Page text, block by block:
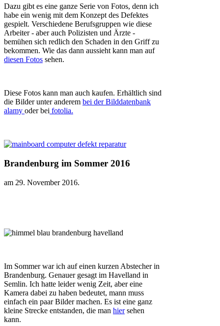
Dazu gibt es eine ganze Serie von Fotos, denn ich
habe ein wenig mit dem Konzept des Defektes
gespielt. Verschiedene Berufsgruppen wie diese
Arbeiter - aber auch Polizisten und Ärzte -
bemühen sich redlich den Schaden in den Griff zu
bekommen. Wie das dann aussieht kann man auf
diesen Fotos sehen.
Diese Fotos kann man auch kaufen. Erhältlich sind
die Bilder unter anderem bei der Bilddatenbank
alamy oder bei fotolia.
Brandenburg im Sommer 2016
am 29. November 2016.
Im Sommer war ich auf einen kurzen Abstecher in
Brandenburg. Genauer gesagt im Havelland in
Semlin. Ich hatte leider wenig Zeit, aber eine
Kamera dabei zu haben bedeutet, mann muss
einfach ein paar Bilder machen. Es ist eine ganz
kleine Strecke entstanden, die man hiersehen
kann.